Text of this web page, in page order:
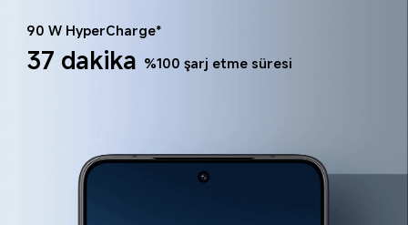
90 W HyperCharge*
37 dakika %100 şarj etme süresi